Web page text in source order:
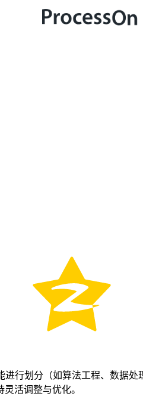
行划分（如算法工程、数据
灵活调整与优化。